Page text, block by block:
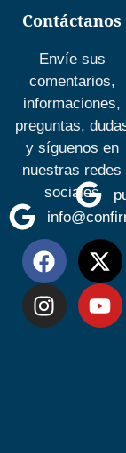
Contáctanos
Envíe sus
comentarios,
informaciones,
preguntas,
y síguenos en
nuestras redes
sociales